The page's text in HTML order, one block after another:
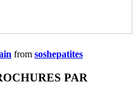
from soshepatites
PAR